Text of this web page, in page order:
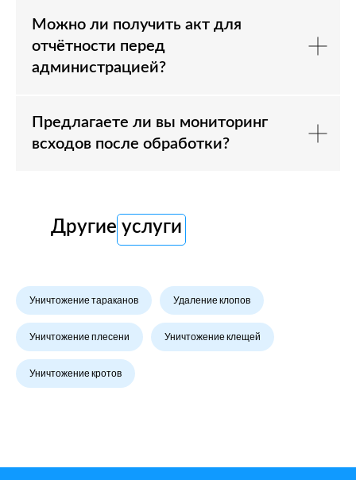
Можно ли получить акт для
отчётности перед
администрацией?
Предлагаете ли вы мониторинг
всходов после обработки?
Другие услуги
Уничтожение тараканов Удаление клопов
Уничтожение плесени Уничтожение клещей
Уничтожение кротов